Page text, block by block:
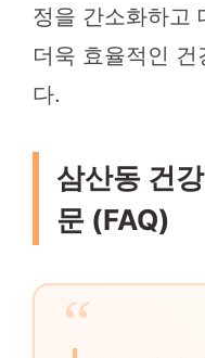
정을 간소화하고
더욱 효율적인
다.
삼산동 건
문 (FAQ)